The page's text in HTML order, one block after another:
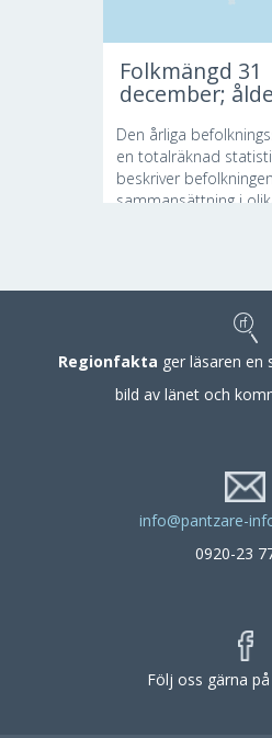
Folkmängd 31
december;
Den årliga
en totalräknad
beskriver
sammansättning i
Regionfakta ger läsaren en
bild av länet och
info@pantzare-
0920-23
Följ oss gärna på